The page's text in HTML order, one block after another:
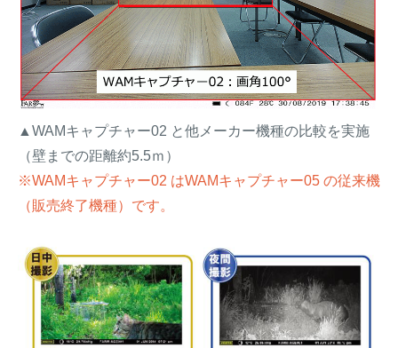
▲WAMキャプチャー02 と他メーカー機種の比較を実施
（壁までの距離約5.5ｍ）
※WAMキャプチャー02 はWAMキャプチャー05 の従来機
（販売終了機種）です。